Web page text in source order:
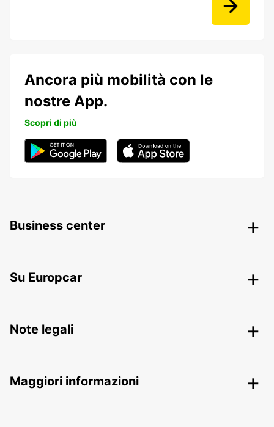
Ancora più mobilità con le
nostre App.
Scopri di più
Business center
Su Europcar
Note legali
Maggiori informazioni